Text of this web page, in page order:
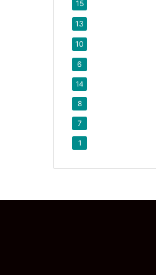
15
13
10
6
14
8
7
1